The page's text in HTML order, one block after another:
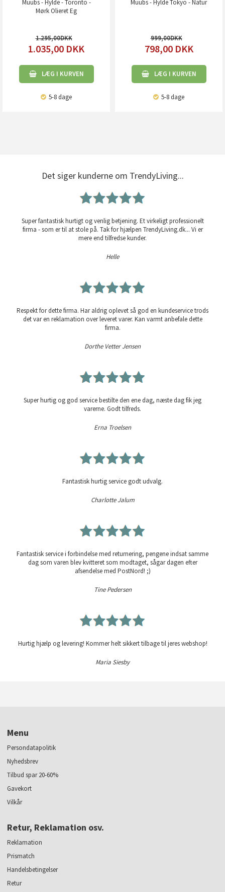
Muubs - Hylde - Toronto -
Mørk Olieret Eg
1.295,00
1.035,00 DKK
LÆG I KURVEN
5-8 dage
Muubs - Hylde Tokyo - Natur
999,00
798,00 DKK
LÆG I KURVEN
5-8 dage
Det siger kunderne om TrendyLiving...
Super fantastisk hurtigt og venlig betjening. Et virkeligt professionelt
firma - som er til at stole på. Tak for hjælpen TrendyLiving.dk... Vi er
mere end tilfredse kunder.
Helle
Respekt for dette firma. Har aldrig oplevet så god en kundeservice trods
det var en reklamation over leveret varer. Kan varmt anbefale dette
firma.
Dorthe Vetter Jensen
Super hurtig og god service bestilte den ene dag, næste dag fik jeg
varerne. Godt tilfreds.
Erna Troelsen
Fantastisk hurtig service godt udvalg.
Charlotte Jalum
Fantastisk service i forbindelse med returnering, pengene indsat samme
dag som varen blev kvitteret som modtaget, sågar dagen efter
afsendelse med PostNord! ;)
Tine Pedersen
Hurtig hjælp og levering! Kommer helt sikkert tilbage til jeres webshop!
Maria Siesby
Menu
Persondatapolitik
Nyhedsbrev
Tilbud spar 20-60%
Gavekort
Vilkår
Retur, Reklamation osv.
Reklamation
Prismatch
Handelsbetingelser
Retur